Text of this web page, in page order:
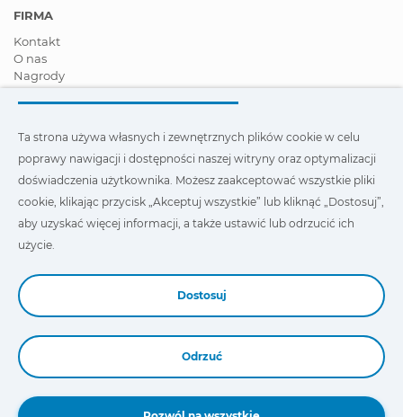
FIRMA
Kontakt
O nas
Nagrody
Certyfikaty
Społeczna Odpowiedzialność Biznesu
Aktualności
Film
FAQ - Najczęściej zadawane pytania
Ta strona wykorzystuje nasze własne i zewnętrzne pliki cookie,
aby poprawić nawigację i dostępność naszej witryny oraz
ustawić lub odmówić ich użycia.
Ta strona używa własnych i zewnętrznych plików cookie w celu
poprawy nawigacji i dostępności naszej witryny oraz optymalizacji
doświadczenia użytkownika. Możesz zaakceptować wszystkie pliki
cookie, klikając przycisk „Akceptuj wszystkie” lub kliknąć „Dostosuj”,
aby uzyskać więcej informacji, a także ustawić lub odrzucić ich
użycie.
Dostosuj
Odrzuć